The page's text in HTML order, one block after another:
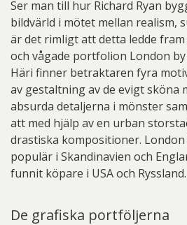
Ser man till hur Richard Ryan
bildvärld i mötet mellan realism,
är det rimligt att detta ledde
och vågade portfolion London by
Häri finner betraktaren fyra
av gestaltning av de evigt sköna
absurda detaljerna i mönster
att med hjälp av en urban
drastiska kompositioner.
populär i Skandinavien och
funnit köpare i USA och Ryssland.
De grafiska portföljerna